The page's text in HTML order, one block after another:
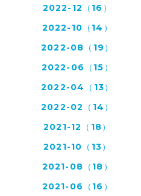
2022-12（16）
2022-10（14）
2022-08（19）
2022-06（15）
2022-04（13）
2022-02（14）
2021-12（18）
2021-10（13）
2021-08（18）
2021-06（16）